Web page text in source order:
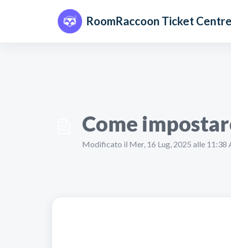
RoomRaccoon Ticket Centre
Come
Modificato il Mer, 16 Lug, 2025 alle 11:38